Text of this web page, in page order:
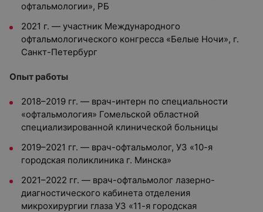
офтальмологии», РБ
2021 г. — участник Международного
офтальмологического конгресса «Белые Ночи», г.
Санкт-Петербург
Опыт работы
2018–2019 гг. — врач-интерн по специальности
«офтальмология» Гомельской областной
специализированной клинической больницы
2019–2021 гг. — врач-офтальмолог, УЗ «10-я
городская поликлиника г. Минска»
2021–2022 гг. — врач-офтальмолог лазерно-
диагностического кабинета отделения
микрохирургии глаза УЗ «11-я городская